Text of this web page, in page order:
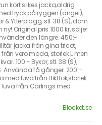
kort silkes jacka,aldrig
tryck på ryggen (ängel),
& Ytterplagg, stl. 38 (S), dam
Original pris 1000 kr, säljer
den längre. 450:-
jacka från gina tricot,
vero moda, storlek L men
100:- Byxor, stl. 38 (S),
Använda få gånger. 200:-
med luva från BikBok,storlek
luva från Carlings med
Blocket.se